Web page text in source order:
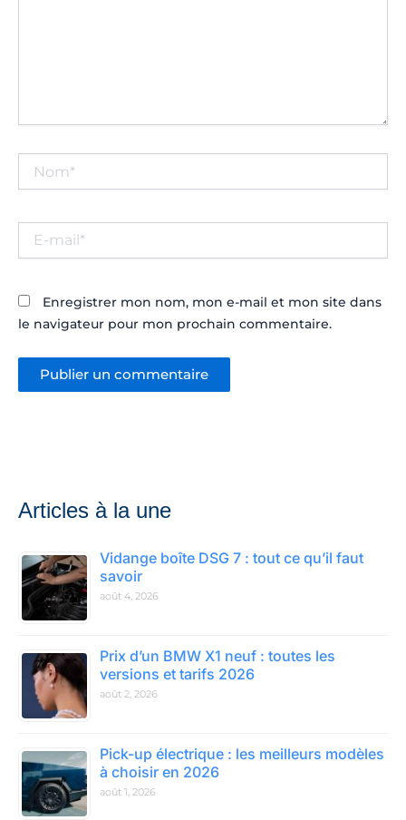
mail*
Enregistrer mon nom, mon e-mail et mon site dans
le navigateur pour mon prochain commentaire.
Articles à la une
Vidange boîte DSG 7 : tout ce qu’il faut
savoir
août 4, 2026
Prix d’un BMW X1 neuf : toutes les
versions et tarifs 2026
août 2, 2026
Pick-up électrique : les meilleurs modèles
à choisir en 2026
août 1, 2026